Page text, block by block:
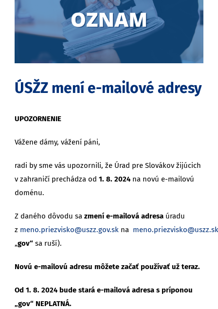
obrázok
ÚSŽZ mení e-mailové adresy
UPOZORNENIE
Vážene dámy, vážení páni,
radi by sme vás upozornili, že Úrad pre Slovákov žijúcich
v zahraničí prechádza od 1. 8. 2024 na novú e-mailovú
doménu.
Z daného dôvodu sa zmení e-mailová adresa úradu
z meno.priezvisko@uszz.gov.sk na meno.priezvisko@uszz.sk
„gov“ sa ruší).
Novú e-mailovú adresu môžete začať používať už teraz.
Od 1. 8. 2024 bude stará e-mailová adresa s príponou
„gov“ NEPLATNÁ.